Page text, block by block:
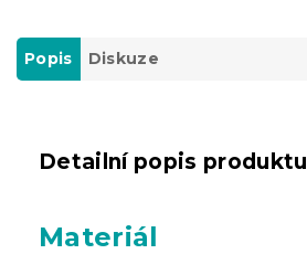
Popis Diskuze
Detailní popis produktu
Materiál